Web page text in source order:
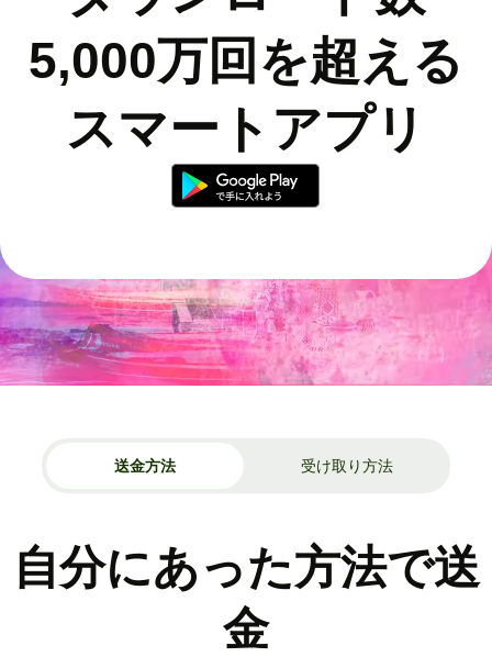
5,000万回を超える
スマートアプリ
送金方法 受け取り方法
自分にあった方法で送
金